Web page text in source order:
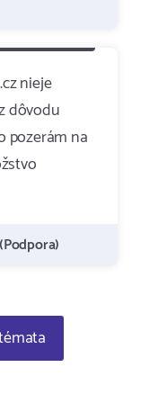
nieje
dôvodu
pozerám na